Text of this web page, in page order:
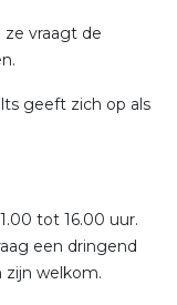
vraagt de
geeft zich op als
tot 16.00 uur.
een dringend
zijn welkom.